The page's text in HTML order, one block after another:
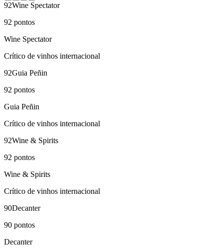
92Wine Spectator
92 pontos
Wine Spectator
Crítico de vinhos internacional
92Guia Peñin
92 pontos
Guia Peñin
Crítico de vinhos internacional
92Wine & Spirits
92 pontos
Wine & Spirits
Crítico de vinhos internacional
90Decanter
90 pontos
Decanter